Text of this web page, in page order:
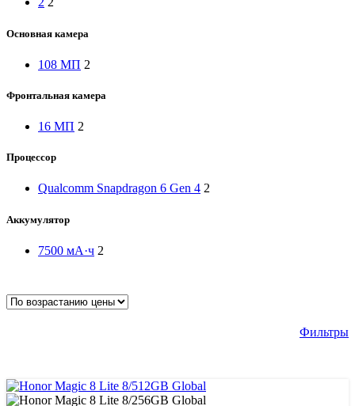
Основная камера
108 МП 2
Фронтальная камера
16 МП 2
Процессор
Qualcomm Snapdragon 6 Gen 4 2
Аккумулятор
7500 мА·ч 2
Фильтры